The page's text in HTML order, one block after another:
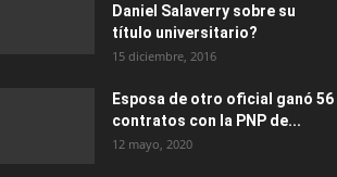
Daniel Salaverry sobre su
título universitario?
15 diciembre, 2016
Esposa de otro oficial ganó 56
contratos con la PNP de...
12 mayo, 2020